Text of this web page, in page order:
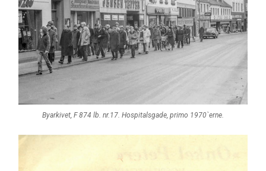
Byarkivet, F 874 lb. nr.17. Hospitalsgade, primo 1970`erne.